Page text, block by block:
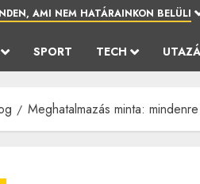
AMI NEM HATÁRAINKON BELÜLI
SPORT TECH
Meghatalmazás minta: